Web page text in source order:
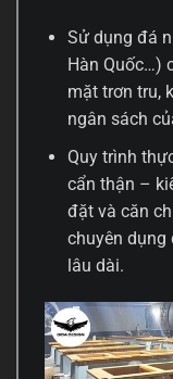
Sử dụng đá
Hàn Quốc…)
mặt trơn tru,
ngân sách
Quy trình
cẩn thận –
đặt và căn
chuyên dụng
lâu dài.